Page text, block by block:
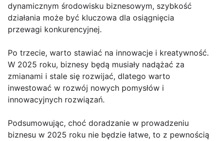
dynamicznym środowisku biznesowym, szybkość
działania może być kluczowa dla osiągnięcia
przewagi konkurencyjnej.
Po trzecie, warto stawiać na innowacje i kreatywność.
W 2025 roku, biznesy będą musiały nadążać za
zmianami i stale się rozwijać, dlatego warto
inwestować w rozwój nowych pomysłów i
innowacyjnych rozwiązań.
Podsumowując, choć doradzanie w prowadzeniu
biznesu w 2025 roku nie będzie łatwe, to z pewnością